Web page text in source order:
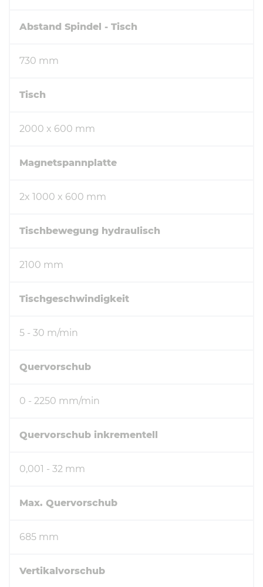
Abstand Spindel - Tisch
730 mm
Tisch
2000 x 600 mm
Magnetspannplatte
2x 1000 x 600 mm
Tischbewegung hydraulisch
2100 mm
Tischgeschwindigkeit
5 - 30 m/min
Quervorschub
0 - 2250 mm/min
Quervorschub inkrementell
0,001 - 32 mm
Max. Quervorschub
685 mm
Vertikalvorschub